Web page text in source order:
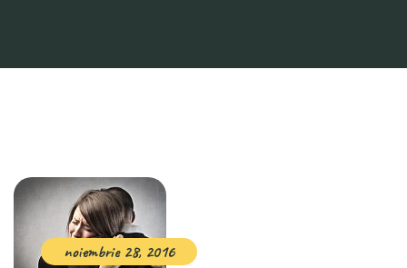
noiembrie 28, 2016